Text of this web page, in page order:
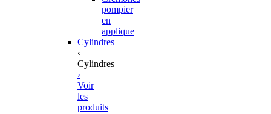
pompier
en
applique
Cylindres
‹
Cylindres
›
Voir
les
produits